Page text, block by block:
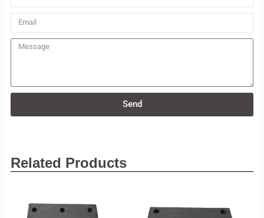
Email
Message
Send
Related Products